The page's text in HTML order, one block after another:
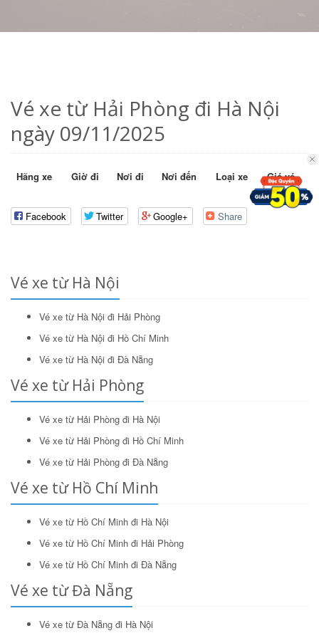
Vé xe từ Hải Phòng đi Hà Nội
ngày 09/11/2025
Hãng xe Giờ đi Nơi đi Nơi đến Loại xe Giá vé
Facebook Twitter Google+ Share
Vé xe từ Hà Nội
Vé xe từ Hà Nội đi Hải Phòng
Vé xe từ Hà Nội đi Hồ Chí Minh
Vé xe từ Hà Nội đi Đà Nẵng
Vé xe từ Hải Phòng
Vé xe từ Hải Phòng đi Hà Nội
Vé xe từ Hải Phòng đi Hồ Chí Minh
Vé xe từ Hải Phòng đi Đà Nẵng
Vé xe từ Hồ Chí Minh
Vé xe từ Hồ Chí Minh đi Hà Nội
Vé xe từ Hồ Chí Minh đi Hải Phòng
Vé xe từ Hồ Chí Minh đi Đà Nẵng
Vé xe từ Đà Nẵng
Vé xe từ Đà Nẵng đi Hà Nội